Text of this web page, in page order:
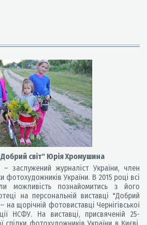
світ" Юрія Хромушина
заслужений журналіст України, член
фотохудожників України. В 2015 році всі
можливість познайомитись з його
на персональній виставці "Добрий
на щорічній фотовиставці Чернігівської
НСФУ. На виставці, присвяченій 25-